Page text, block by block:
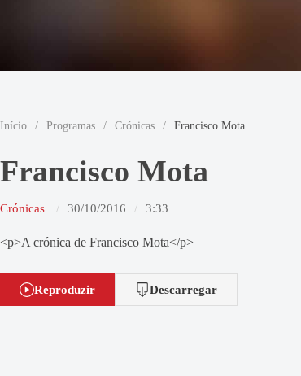
Início / Programas / Crónicas / Francisco Mota
Francisco Mota
Crónicas 30/10/2016 3:33
<p>A crónica de Francisco Mota</p>
Reproduzir Descarregar